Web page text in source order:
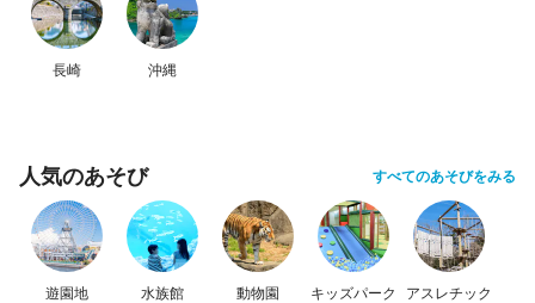
長崎 沖縄
人気のあそび すべてのあそびをみる
遊園地 水族館 動物園 キッズパーク アスレチック